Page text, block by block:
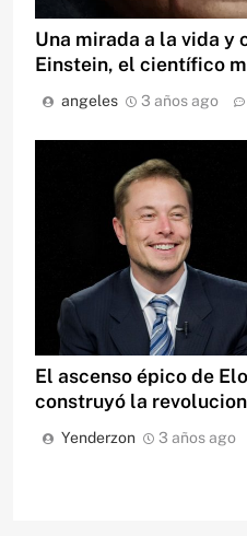
Una mirada a la vida y
Einstein, el científico
angeles 3 años ago
El ascenso épico de
construyó la
Yenderzon 3 años ago